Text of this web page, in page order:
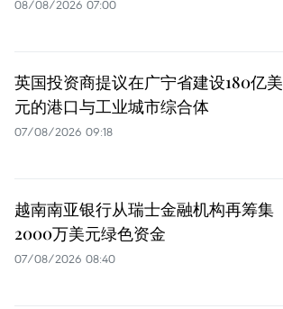
08/08/2026 07:00
英国投资商提议在广宁省建设180亿美
元的港口与工业城市综合体
07/08/2026 09:18
越南南亚银行从瑞士金融机构再筹集
2000万美元绿色资金
07/08/2026 08:40